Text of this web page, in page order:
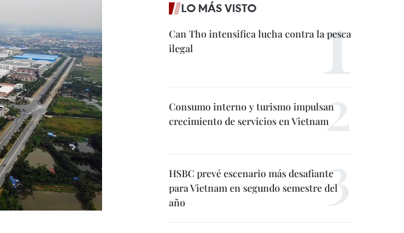
LO MÁS VISTO
Can Tho intensifica lucha contra la pesca
ilegal
Consumo interno y turismo impulsan
crecimiento de servicios en Vietnam
HSBC prevé escenario más desafiante
para Vietnam en segundo semestre del
año